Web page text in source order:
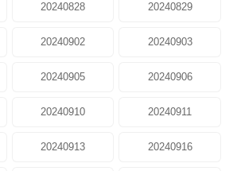
20240828 20240829
20240902 20240903
20240905 20240906
20240910 20240911
20240913 20240916